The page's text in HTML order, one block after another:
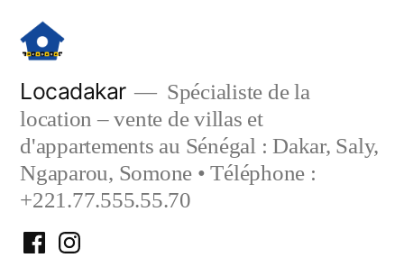
contenu
Locadakar
Spécialiste de la
location – vente de villas et
d'appartements au Sénégal : Dakar, Saly,
Ngaparou, Somone • Téléphone :
+221.77.555.55.70
FacebookInstagram